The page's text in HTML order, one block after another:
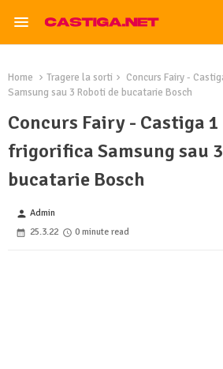
Home Tragere la sorti
Concurs Fairy -
Samsung sau 3 Roboti de bucatarie Bosch
Concurs Fairy - Castiga
frigorifica Samsung sau
bucatarie Bosch
person Admin
25.3.22
0 minute read